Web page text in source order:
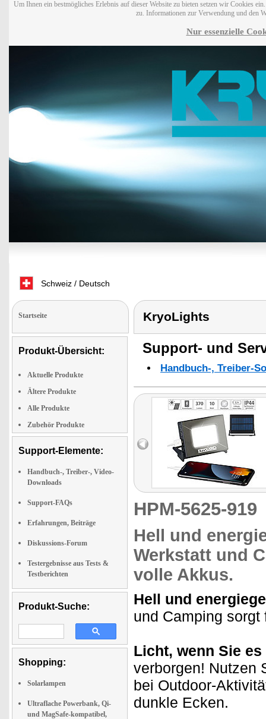
Um Ihnen ein bestmögliches Erlebnis auf dieser Website zu bieten setzen wir Cookies
zu. Informationen zur Verwendung und den
Nur essenzielle
Schweiz / Deutsch
Startseite
Produkt-Übersicht:
Aktuelle Produkte
Ältere Produkte
Alle Produkte
Zubehör Produkte
Support-Elemente:
Handbuch-, Treiber-, Video-
Downloads
Support-FAQs
Erfahrungen, Beiträge
Diskussions-Forum
Testergebnisse aus Tests &
Testberichten
Produkt-Suche:
Shopping:
Solarlampen
Ultraflache Powerbank, Qi-
und MagSafe-kompatibel,
KryoLights
Support- und
Handbuch-, Treiber-
HPM-5625-
Hell und
Werkstatt und
volle Akkus.
Hell und
und Camping
Licht, wenn Sie
verborgen! Nutzen
bei Outdoor-
dunkle Ecken.